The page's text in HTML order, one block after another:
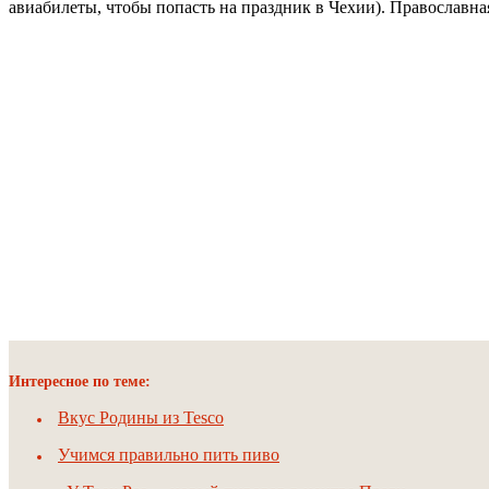
авиабилеты, чтобы попасть на праздник в Чехии).
Интересное по теме:
Вкус Родины из Tesco
Учимся правильно пить пиво